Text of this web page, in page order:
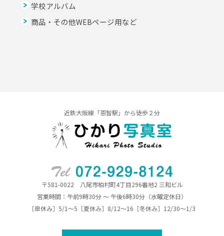
学校アルバム
商品・その他WEBページ用など
近鉄大阪線「恩智駅」から徒歩２分
〒581-0022 八尾市柏村町4丁目296番地2 三和ビル
営業時間：午前9時30分 ～ 午後6時30分（水曜定休日）
［皐休み］5/1～5［夏休み］8/12～16［冬休み］12/30～1/3